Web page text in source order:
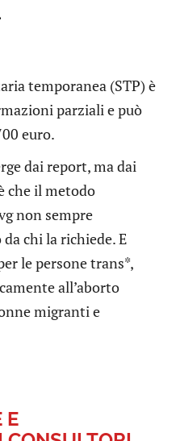
temporanea (STP) è
parziali e può
euro.
dai report, ma dai
che il metodo
non sempre
chi la richiede. E
le persone trans*,
all’aborto
migranti e
E